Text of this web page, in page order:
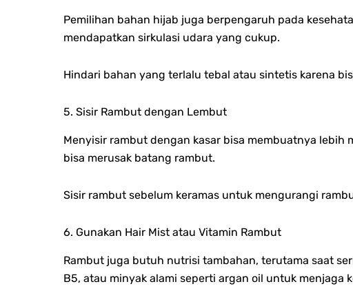
Pemilihan bahan hijab juga berpengaruh pada
mendapatkan sirkulasi udara yang cukup.
Hindari bahan yang terlalu tebal atau sintetis karena
5. Sisir Rambut dengan Lembut
Menyisir rambut dengan kasar bisa membuatnya
bisa merusak batang rambut.
Sisir rambut sebelum keramas untuk mengurangi
6. Gunakan Hair Mist atau Vitamin Rambut
Rambut juga butuh nutrisi tambahan, terutama saat
B5, atau minyak alami seperti argan oil untuk menjaga